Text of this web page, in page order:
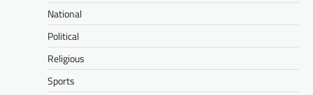
National
Political
Religious
Sports